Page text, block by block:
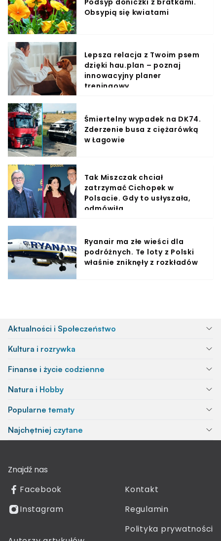
Obsypią się kwiatami
Lepsza relacja z Twoim psem
dzięki hau.plan – poznaj
innowacyjny planer
treningowy
Śmiertelny wypadek na DK74.
Zderzenie busa z ciężarówką
w Łagowie
Tak Miszczak chciał
zatrzymać Cichopek w
Polsacie. Gdy to usłyszała,
odmówiła
Ryanair ma złe wieści dla
podróżnych. Te loty z Polski
właśnie zniknęły z rozkładów
Aktualności i Społeczeństwo
Kultura i rozrywka
Finanse i życie codzienne
Natura i Hobby
Popularne tematy
Najchętniej czytane
Znajdź nas
Facebook
Instagram
Kontakt
Regulamin
Polityka prywatności